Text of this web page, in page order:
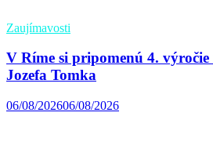
Zaujímavosti
V Ríme si pripomenú 4.
Jozefa Tomka
06/08/202606/08/2026